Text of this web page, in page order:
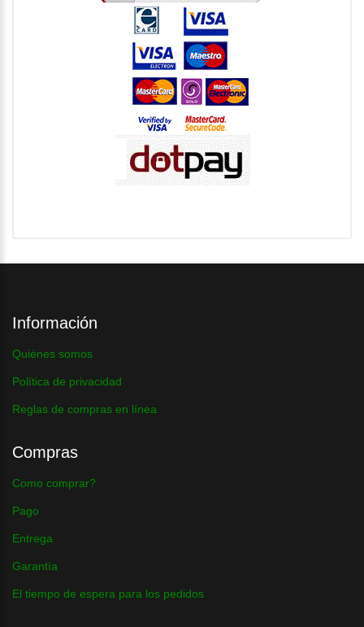
Información
Quiénes somos
Política de privacidad
Reglas de compras en línea
Compras
Como comprar?
Pago
Entrega
Garantía
El tiempo de espera para los pedidos